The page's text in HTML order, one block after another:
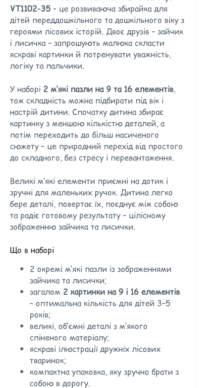
VT1102-35 – це розвиваюча збирайка для
дітей переддошкільного та дошкільного віку з
героями лісових історій. Двоє друзів – зайчик
і лисичка – запрошують малюка скласти
яскраві картинки й потренувати уважність,
логіку та пальчики.
У наборі 2 м’які пазли на 9 та 16 елементів,
тож складність можна підбирати під вік і
настрій дитини. Спочатку дитина збирає
картинку з меншою кількістю деталей, а
потім переходить до більш насиченого
сюжету – це природний перехід від простого
до складного, без стресу і перевантаження.
Великі м’які елементи приємні на дотик і
зручні для маленьких ручок. Дитина легко
бере деталі, повертає їх, поєднує між собою
та радіє готовому результату – цілісному
зображенню зайчика та лисички.
Що в наборі
2 окремі м’які пазли із зображеннями
зайчика та лисички;
загалом 2 картинки на 9 і 16 елементів
– оптимальна кількість для дітей 3–5
років;
великі, об’ємні деталі з м’якого
спіненого матеріалу;
яскраві ілюстрації дружніх лісових
тваринок;
компактна упаковка, яку зручно брати з
собою в дорогу.